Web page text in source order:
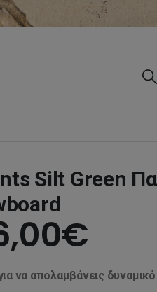
Silt Green
€
να απολαμβάνεις δυναμικό